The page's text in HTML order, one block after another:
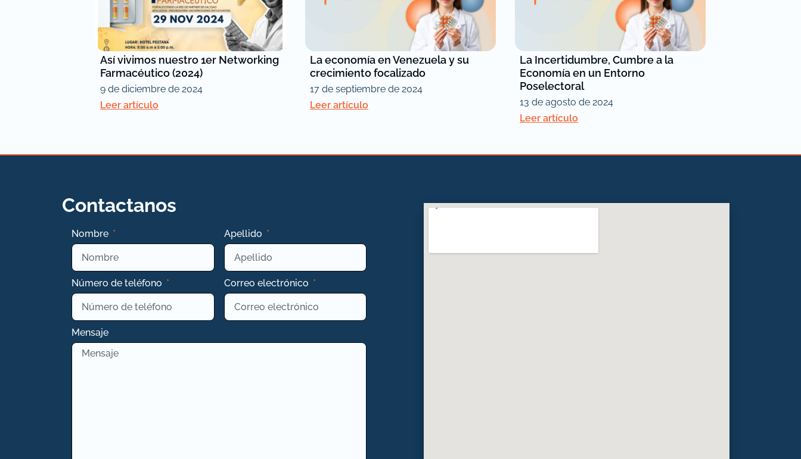
Así vivimos nuestro 1er Networking
Farmacéutico (2024)
9 de diciembre de 2024
Leer artículo
La economía en Venezuela y su
crecimiento focalizado
17 de septiembre de 2024
Leer artículo
La Incertidumbre, Cumbre a la
Economía en un Entorno
Poselectoral
13 de agosto de 2024
Leer artículo
Contactanos
Nombre Apellido
Número de teléfono Correo electrónico
Mensaje